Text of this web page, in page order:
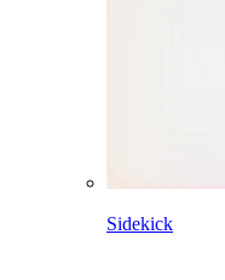
Sidekick